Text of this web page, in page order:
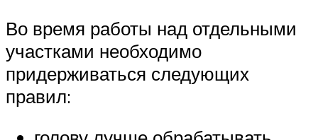
Во время работы над отдельными
участками необходимо
придерживаться следующих
правил: